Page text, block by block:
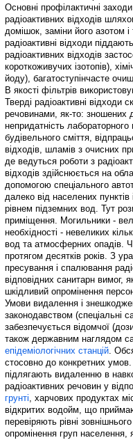
Основні профілактичні
радіоактивних відходів
домішок, заміни його азотом і
радіоактивні відходи
радіоактивних відходів
короткоживучих ізотопів),
йоду), багатоступінчасте
В якості фільтрів
Тверді радіоактивні відходи
речовинами, як-то: зношених
непридатність
будівельного сміття,
відходів, шламів з очисних
де ведуться роботи з
відходів здійснюється на
допомогою спеціального
далеко від населених
рівнем підземних вод. Тут
приміщення. Могильники -
необхідності - невеликих
вод та атмосферних опадів.
протягом десятків років. З
пресування і спалювання
відповідних санитарн вимог,
шкідливий опромінення
Умови видалення і
законодавством (спеціальні
забезпечується відомчої
також державним наглядом
епідеміологічних станцій.
стосовно до конкретних
підлягають видаленню в
радіоактивних речовин у
грунті, харчових продуктах
відкритих водойм, що
перевіряють рівні
опромінення груп населення,